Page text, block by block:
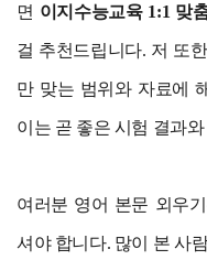
면 이지수능교육 1:1 맞
걸 추천드립니다. 저 또
만 맞는 범위와 자료에
이는 곧 좋은 시험 결과
여러분 영어 본문 외우
셔야 합니다. 많이 본 사